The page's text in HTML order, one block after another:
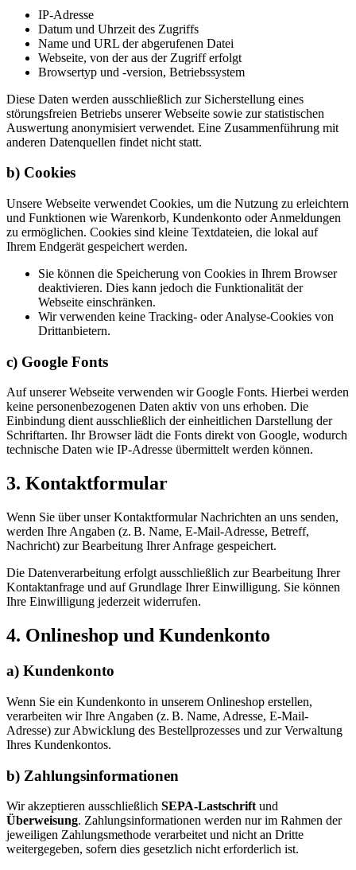
IP-Adresse
Datum und Uhrzeit des Zugriffs
Name und URL der abgerufenen Datei
Webseite, von der aus der Zugriff erfolgt
Browsertyp und -version, Betriebssystem
Diese Daten werden ausschließlich zur Sicherstellung eines
störungsfreien Betriebs unserer Webseite sowie zur statistischen
Auswertung anonymisiert verwendet. Eine Zusammenführung mit
anderen Datenquellen findet nicht statt.
b) Cookies
Unsere Webseite verwendet Cookies, um die Nutzung zu erleichtern
und Funktionen wie Warenkorb, Kundenkonto oder Anmeldungen
zu ermöglichen. Cookies sind kleine Textdateien, die lokal auf
Ihrem Endgerät gespeichert werden.
Sie können die Speicherung von Cookies in Ihrem Browser
deaktivieren. Dies kann jedoch die Funktionalität der
Webseite einschränken.
Wir verwenden keine Tracking- oder Analyse-Cookies von
Drittanbietern.
c) Google Fonts
Auf unserer Webseite verwenden wir Google Fonts. Hierbei werden
keine personenbezogenen Daten aktiv von uns erhoben. Die
Einbindung dient ausschließlich der einheitlichen Darstellung der
Schriftarten. Ihr Browser lädt die Fonts direkt von Google, wodurch
technische Daten wie IP-Adresse übermittelt werden können.
3. Kontaktformular
Wenn Sie über unser Kontaktformular Nachrichten an uns senden,
werden Ihre Angaben (z. B. Name, E-Mail-Adresse, Betreff,
Nachricht) zur Bearbeitung Ihrer Anfrage gespeichert.
Die Datenverarbeitung erfolgt ausschließlich zur Bearbeitung Ihrer
Kontaktanfrage und auf Grundlage Ihrer Einwilligung. Sie können
Ihre Einwilligung jederzeit widerrufen.
4. Onlineshop und Kundenkonto
a) Kundenkonto
Wenn Sie ein Kundenkonto in unserem Onlineshop erstellen,
verarbeiten wir Ihre Angaben (z. B. Name, Adresse, E-Mail-
Adresse) zur Abwicklung des Bestellprozesses und zur Verwaltung
Ihres Kundenkontos.
b) Zahlungsinformationen
Wir akzeptieren ausschließlich SEPA-Lastschrift und
Überweisung. Zahlungsinformationen werden nur im Rahmen der
jeweiligen Zahlungsmethode verarbeitet und nicht an Dritte
weitergegeben, sofern dies gesetzlich nicht erforderlich ist.